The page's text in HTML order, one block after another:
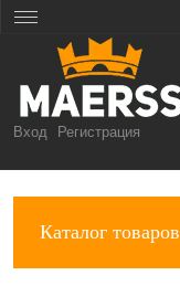
Вход Регистрация
Каталог товаров